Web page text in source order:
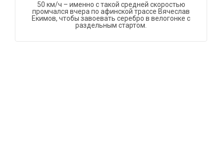
50 км/ч – именно с такой средней скоростью
промчался вчера по афинской трассе Вячеслав
Екимов, чтобы завоевать серебро в велогонке с
раздельным стартом.